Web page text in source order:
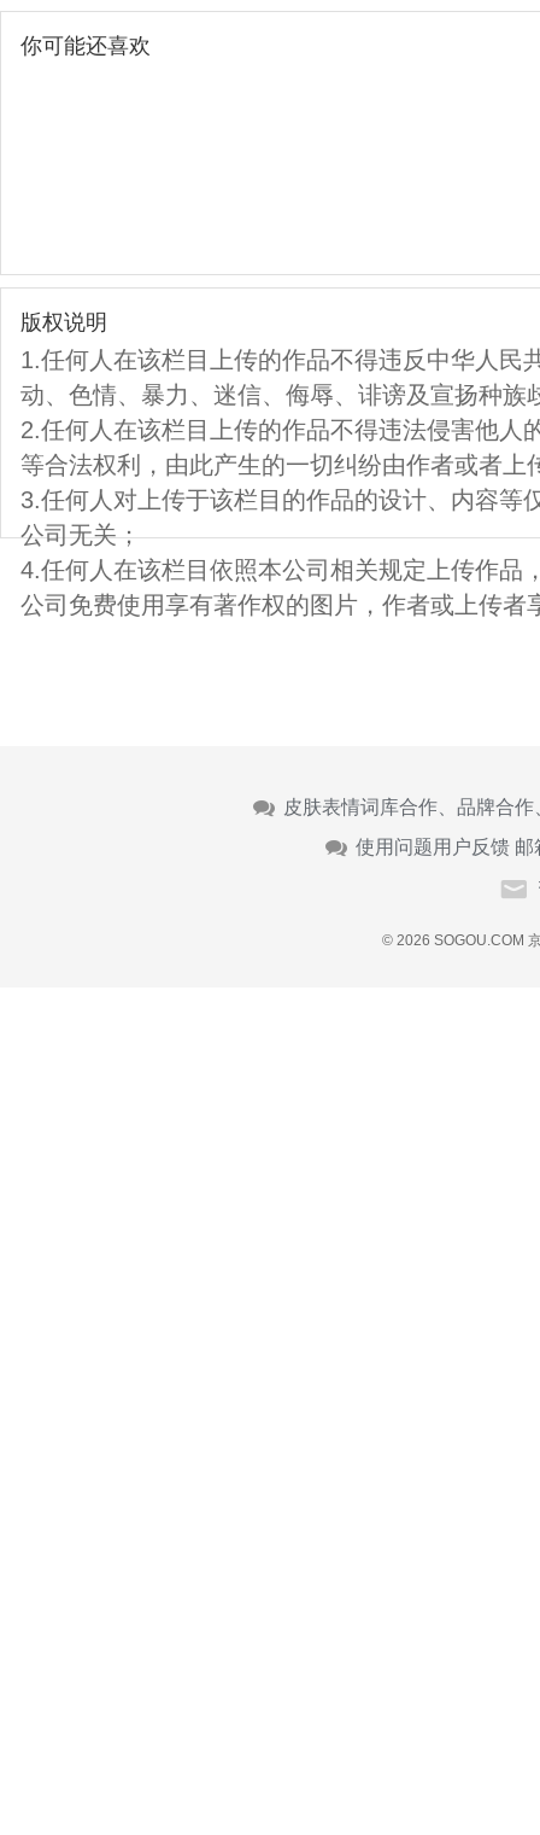
你可能还喜欢
版权说明
1.任何人在该栏目上传的作品不得违反中华人民
动、色情、暴力、迷信、侮辱、诽谤及宣扬种族
2.任何人在该栏目上传的作品不得违法侵害他人
等合法权利，由此产生的一切纠纷由作者或者上
3.任何人对上传于该栏目的作品的设计、内容等
公司无关；
4.任何人在该栏目依照本公司相关规定上传作品
公司免费使用享有著作权的图片，作者或上传者
皮肤表情词库合作、品牌合
使用问题用户反馈 邮
© 2026 SOGOU.COM